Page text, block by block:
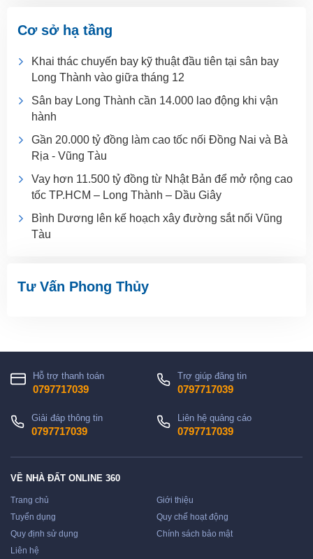
Cơ sở hạ tầng
Khai thác chuyến bay kỹ thuật đầu tiên tại sân bay
Long Thành vào giữa tháng 12
Sân bay Long Thành cần 14.000 lao động khi vận
hành
Gần 20.000 tỷ đồng làm cao tốc nối Đồng Nai và Bà
Rịa - Vũng Tàu
Vay hơn 11.500 tỷ đồng từ Nhật Bản để mở rộng cao
tốc TP.HCM – Long Thành – Dầu Giây
Bình Dương lên kế hoạch xây đường sắt nối Vũng
Tàu
Tư Vấn Phong Thủy
Hỗ trợ thanh toán
0797717039
Trợ giúp đăng tin
0797717039
Giải đáp thông tin
0797717039
Liên hệ quảng cáo
0797717039
VỀ NHÀ ĐẤT ONLINE 360
Trang chủ
Giới thiệu
Tuyển dụng
Quy chế hoạt động
Quy định sử dụng
Chính sách bảo mật
Liên hệ